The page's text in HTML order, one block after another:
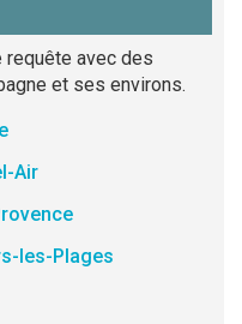
avec des
et ses environs.
Air
les-Plages